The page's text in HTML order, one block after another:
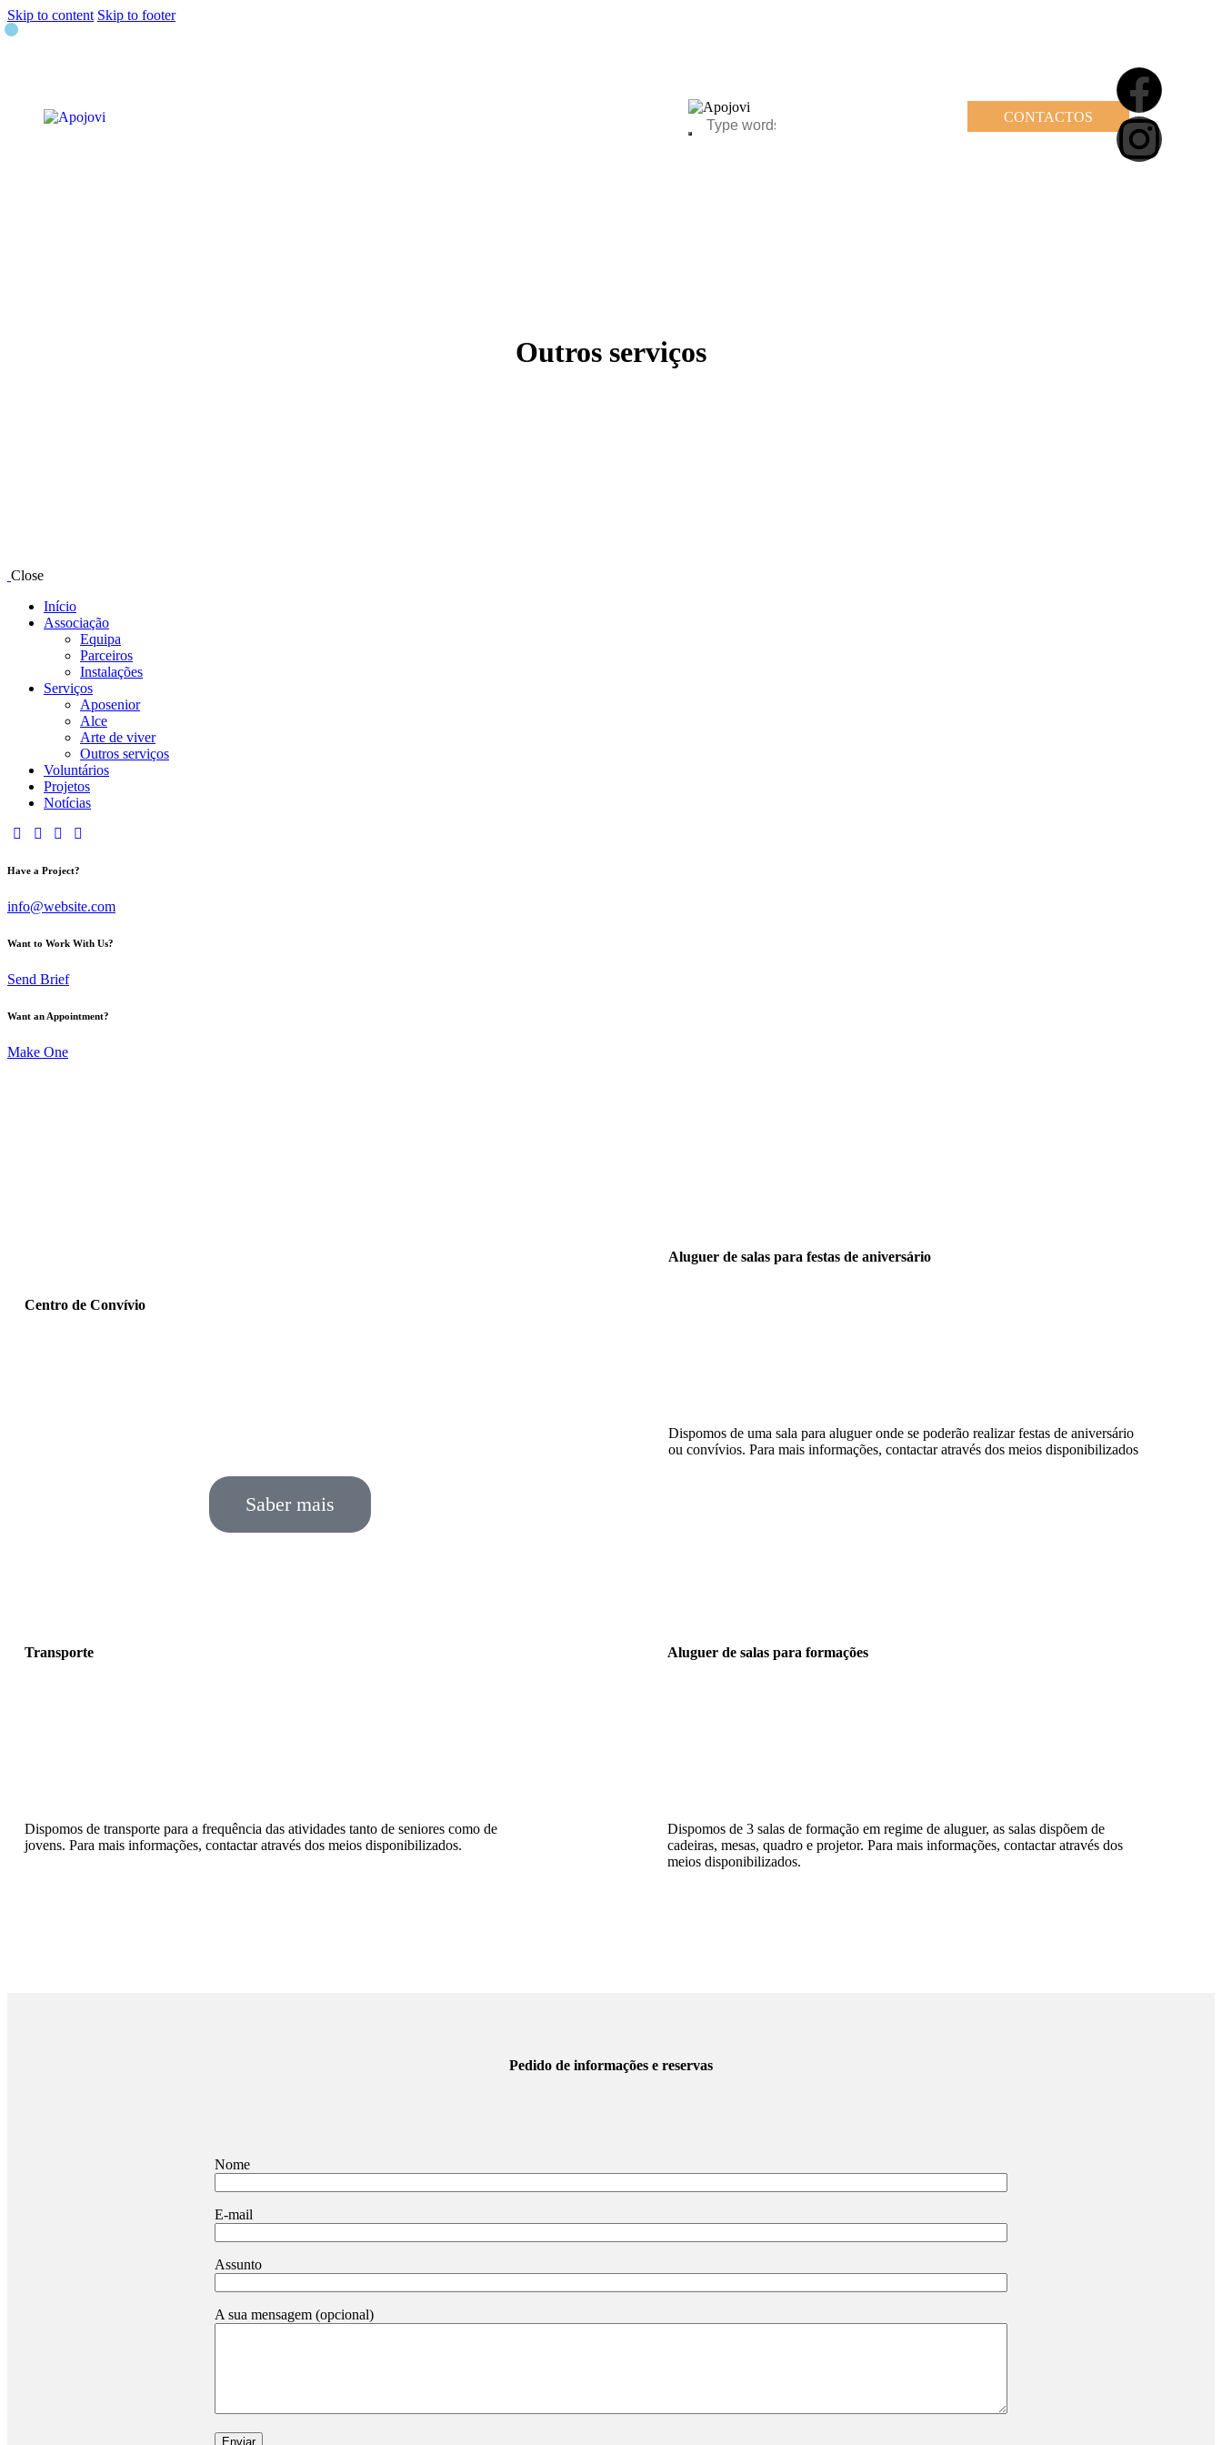
Skip to content Skip to footer
CONTACTOS
Outros serviços
Close
Início
Associação
Equipa
Parceiros
Instalações
Serviços
Aposenior
Alce
Arte de viver
Outros serviços
Voluntários
Projetos
Notícias
Have a Project?
info@website.com
Want to Work With Us?
Send Brief
Want an Appointment?
Make One
Centro de Convívio
Saber mais
Aluguer de salas para festas de aniversário
Dispomos de uma sala para aluguer onde se poderão realizar festas de aniversário
ou convívios. Para mais informações, contactar através dos meios disponibilizados
Transporte
Dispomos de transporte para a frequência das atividades tanto de seniores como de
jovens. Para mais informações, contactar através dos meios disponibilizados.
Aluguer de salas para formações
Dispomos de 3 salas de formação em regime de aluguer, as salas dispõem de
cadeiras, mesas, quadro e projetor. Para mais informações, contactar através dos
meios disponibilizados.
Pedido de informações e reservas
Nome
E-mail
Assunto
A sua mensagem (opcional)